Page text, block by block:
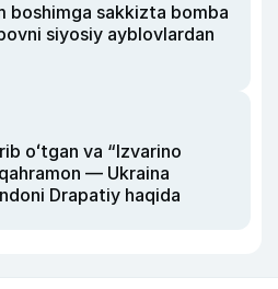
boshimga sakkizta bomba
siyosiy ayblovlardan
oʻtgan va “Izvarino
— Ukraina
Drapatiy haqida